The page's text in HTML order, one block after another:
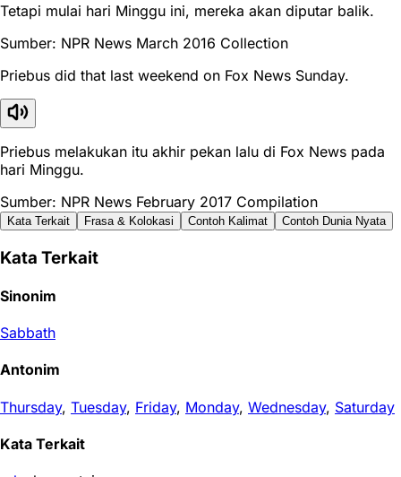
Tetapi mulai hari Minggu ini, mereka akan diputar balik.
Sumber: NPR News March 2016 Collection
Priebus did that last weekend on Fox News Sunday.
Priebus melakukan itu akhir pekan lalu di Fox News pada
hari Minggu.
Sumber: NPR News February 2017 Compilation
Kata Terkait Frasa & Kolokasi Contoh Kalimat Contoh Dunia Nyata
Kata Terkait
Sinonim
Sabbath
Antonim
Thursday, Tuesday, Friday, Monday, Wednesday, Saturday
Kata Terkait